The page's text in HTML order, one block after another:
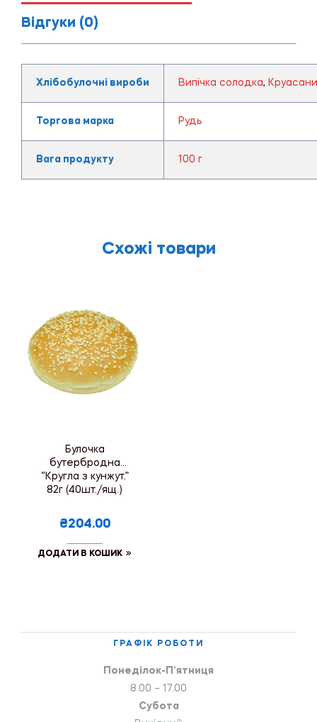
Відгуки (0)
Хлібобулочні вироби Випічка солодка, Круасани
Торгова марка Рудь
Вага продукту 100 г
Схожі товари
Булочка
бутербродна
“Кругла з кунжут.”
82г (40шт./ящ.)
₴204.00
ДОДАТИ В КОШИК
ГРАФІК РОБОТИ
Понеділок-П’ятниця
8.00 – 17.00
Субота